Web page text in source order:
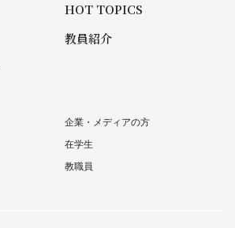
HOT TOPICS
教員紹介
企業・メディアの方
在学生
教職員